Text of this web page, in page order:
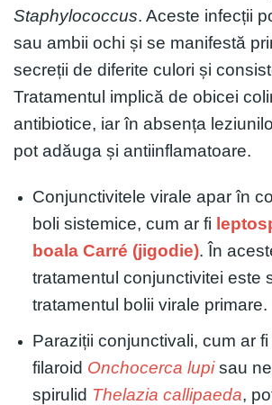
Staphylococcus. Aceste infecții
sau ambii ochi și se manifestă
secreții de diferite culori și
Tratamentul implică de obicei
antibiotice, iar în absența
pot adăuga și antiinflamatoare.
Conjunctivitele virale apar în
boli sistemice, cum ar fi
boala Carré (jigodie). În
tratamentul conjunctivitei este
tratamentul bolii virale primare.
Paraziții conjunctivali, cum ar
filaroid Onchocerca lupisau
spirulid Thelazia callipaeda,